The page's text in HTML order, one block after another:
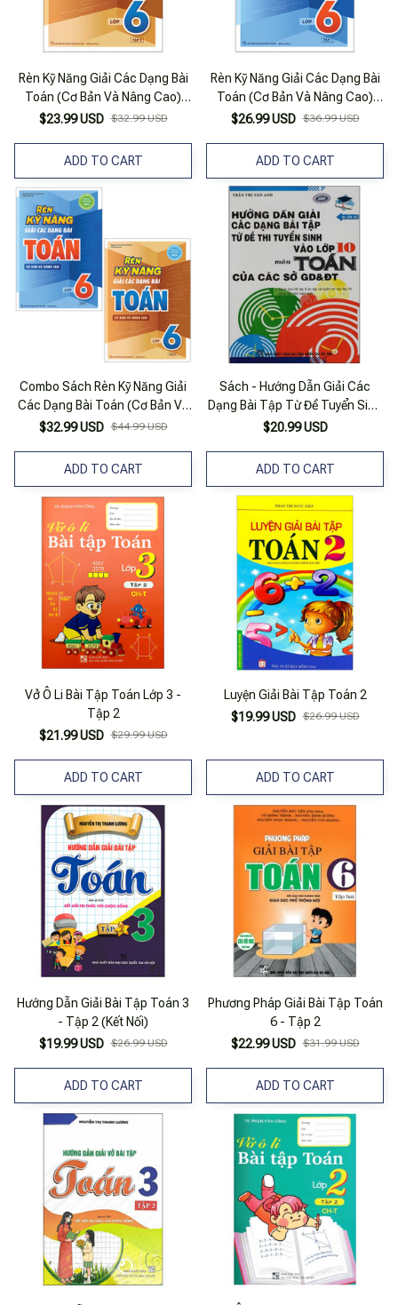
Rèn Kỹ Năng Giải Các Dạng Bài
Toán (Cơ Bản Và Nâng Cao)
Lớp 6 - Tập 2
$23.99 USD $32.99 USD
ADD TO CART
Rèn Kỹ Năng Giải Các Dạng Bài
Toán (Cơ Bản Và Nâng Cao)
Lớp 6 - Tập 1
$26.99 USD $36.99 USD
ADD TO CART
Combo Sách Rèn Kỹ Năng Giải
Các Dạng Bài Toán (Cơ Bản Và
Nâng Cao) Lớp 6 (Tập 1 + 2) (Bộ
$32.99 USD $44.99 USD
ADD TO CART
Sách - Hướng Dẫn Giải Các
Dạng Bài Tập Từ Đề Tuyển Sinh
Vào Lớp 10 Môn Toán Của Các
$20.99 USD
ADD TO CART
Vở Ô Li Bài Tập Toán Lớp 3 -
Tập 2
$21.99 USD $29.99 USD
ADD TO CART
Luyện Giải Bài Tập Toán 2
$19.99 USD $26.99 USD
ADD TO CART
Hướng Dẫn Giải Bài Tập Toán 3
- Tập 2 (Kết Nối)
$19.99 USD $26.99 USD
ADD TO CART
Phương Pháp Giải Bài Tập Toán
6 - Tập 2
$22.99 USD $31.99 USD
ADD TO CART